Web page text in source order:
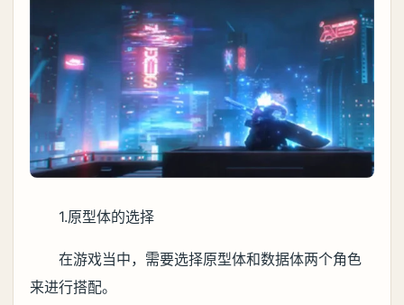
1.原型体的选择
在游戏当中，需要选择原型体和数据体两个角色
来进行搭配。